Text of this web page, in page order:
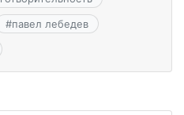
#павел лебедев